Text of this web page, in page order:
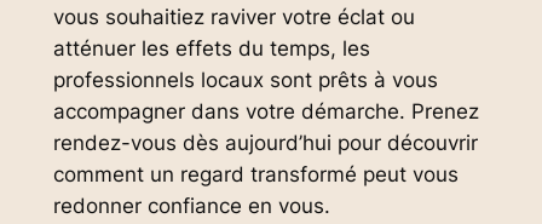
vous souhaitiez raviver votre éclat ou
atténuer les effets du temps, les
professionnels locaux sont prêts à vous
accompagner dans votre démarche. Prenez
rendez-vous dès aujourd’hui pour découvrir
comment un regard transformé peut vous
redonner confiance en vous.